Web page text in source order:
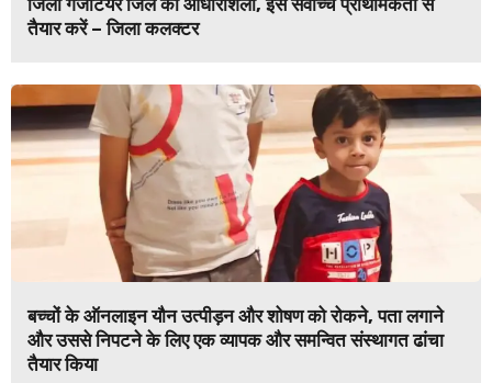
जिला गजेटियर जिले की आधारशिला, इसे सर्वोच्च प्राथमिकता से
तैयार करें – जिला कलक्टर
बच्चों के ऑनलाइन यौन उत्पीड़न और शोषण को रोकने, पता लगाने
और उससे निपटने के लिए एक व्यापक और समन्वित संस्थागत ढांचा
तैयार किया